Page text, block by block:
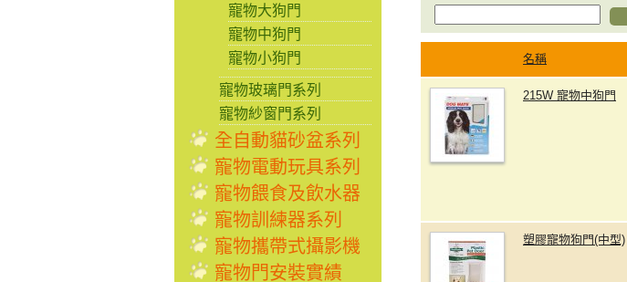
寵物大狗門
寵物中狗門
寵物小狗門
寵物玻璃門系列
寵物紗窗門系列
全自動貓砂盆系列
寵物電動玩具系列
寵物餵食及飲水器
寵物訓練器系列
寵物攜帶式攝影機
寵物門安裝實績
名稱
215W 寵物中狗門
塑膠寵物狗門(中型)